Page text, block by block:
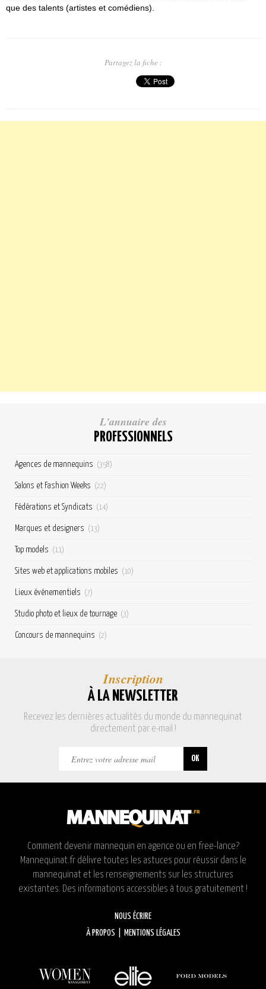
que des talents (artistes et comédiens).
Partagez la fiche :
L'annuaire des
PROFESSIONNELS
Agences de mannequins (358)
Salons et Fashion Weeks (22)
Fédérations et Syndicats (14)
Marques et designers (13)
Top models (11)
Sites web et applications mobiles (10)
Lieux événementiels (7)
Studio photo et lieux de tournage (3)
Concours de mannequins (2)
Inscription
À LA NEWSLETTER
Recevez les dernières actualités du monde du mannequinat
directement par e-mail !
Comment devenir mannequin en agence ou en free-lance?
Mannequinat.fr délivre toutes les astuces pour réussir dans le
mannequinat et les renseignements sur les structures
existantes. Des informations accessibles à tous gratuitement !
NOUS ÉCRIRE
À PROPOS
MENTIONS LÉGALES